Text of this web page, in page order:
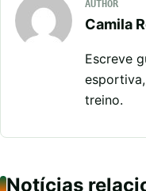
AUTHOR
Camila
Escreve
treino.
Notícias